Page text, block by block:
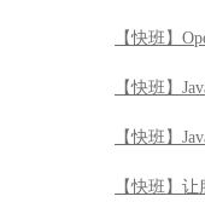
【快班】
【快班】
【快班】
【快班】